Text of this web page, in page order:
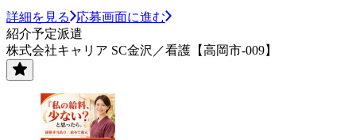
詳細を見る
応募画面に進む
紹介予定派遣
株式会社キャリア SC金沢／看護【高岡市-009】